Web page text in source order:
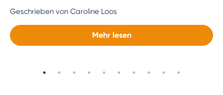
Geschrieben von Caroline Loos
Mehr lesen